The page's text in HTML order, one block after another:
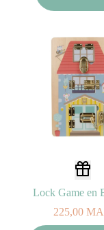
225,00